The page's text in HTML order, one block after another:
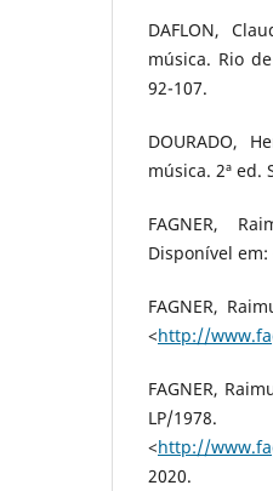
DAFLON,
música. Rio
92-107.
DOURADO,
música. 2ª ed.
FAGNER,
Disponível em:
FAGNER,
<http://
FAGNER,
LP/
<http://
2020.